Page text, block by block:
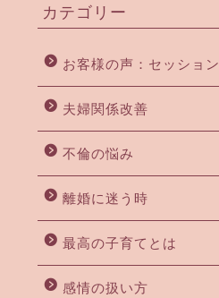
カテゴリー
お客様の声：セッション
夫婦関係改善
不倫の悩み
離婚に迷う時
最高の子育てとは
感情の扱い方